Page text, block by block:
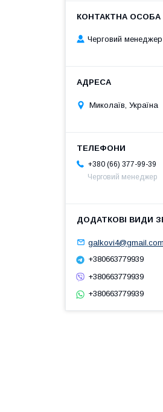
Черговий менеджер
Миколаїв, Україна
+380 (66) 377-99-39
Черговий менеджер
galkovi4@gmail.com
+380663779939
+380663779939
+380663779939